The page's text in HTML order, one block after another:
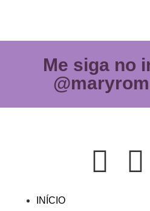
Me siga no
INÍCIO